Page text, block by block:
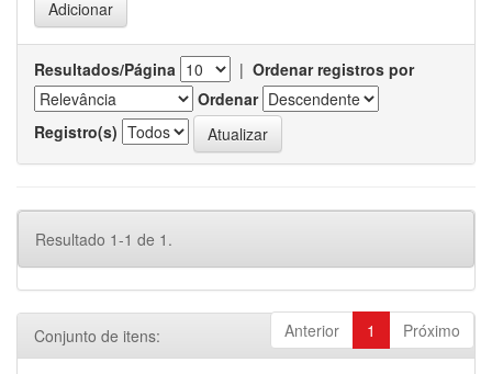
Resultados/Página | Ordenar registros por
Ordenar
Registro(s)
Resultado 1-1 de 1.
Anterior 1 Próximo
Conjunto de itens: